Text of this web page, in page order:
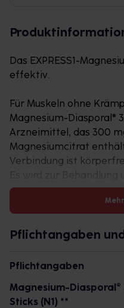
Das EXPRESS1-
effektiv.
Für Muskeln ohne
Magnesium-Diasporal®
Arzneimittel, das 300
Magnesiumcitrat
Verbindung ist
Magnesiummangels
Magnesiummangels
Trinkgranulat ist schnell
Einnahme am besten
Pflichtangaben
Pflichtangaben
Magnesium-
Sticks (N1) **